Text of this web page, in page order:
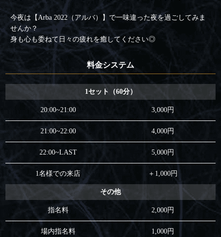
今夜は【Arba 2022（アルバ）】で一味違った夜を過ごしてみま
せんか？
身も心も委ねて日々の疲れを癒してください◎
料金システム
1セット（60分）
20:00~21:00 3,000円
21:00~22:00 4,000円
22:00~LAST 5,000円
1名様での来店 ＋1,000円
その他
指名料 2,000円
場内指名料 1,000円